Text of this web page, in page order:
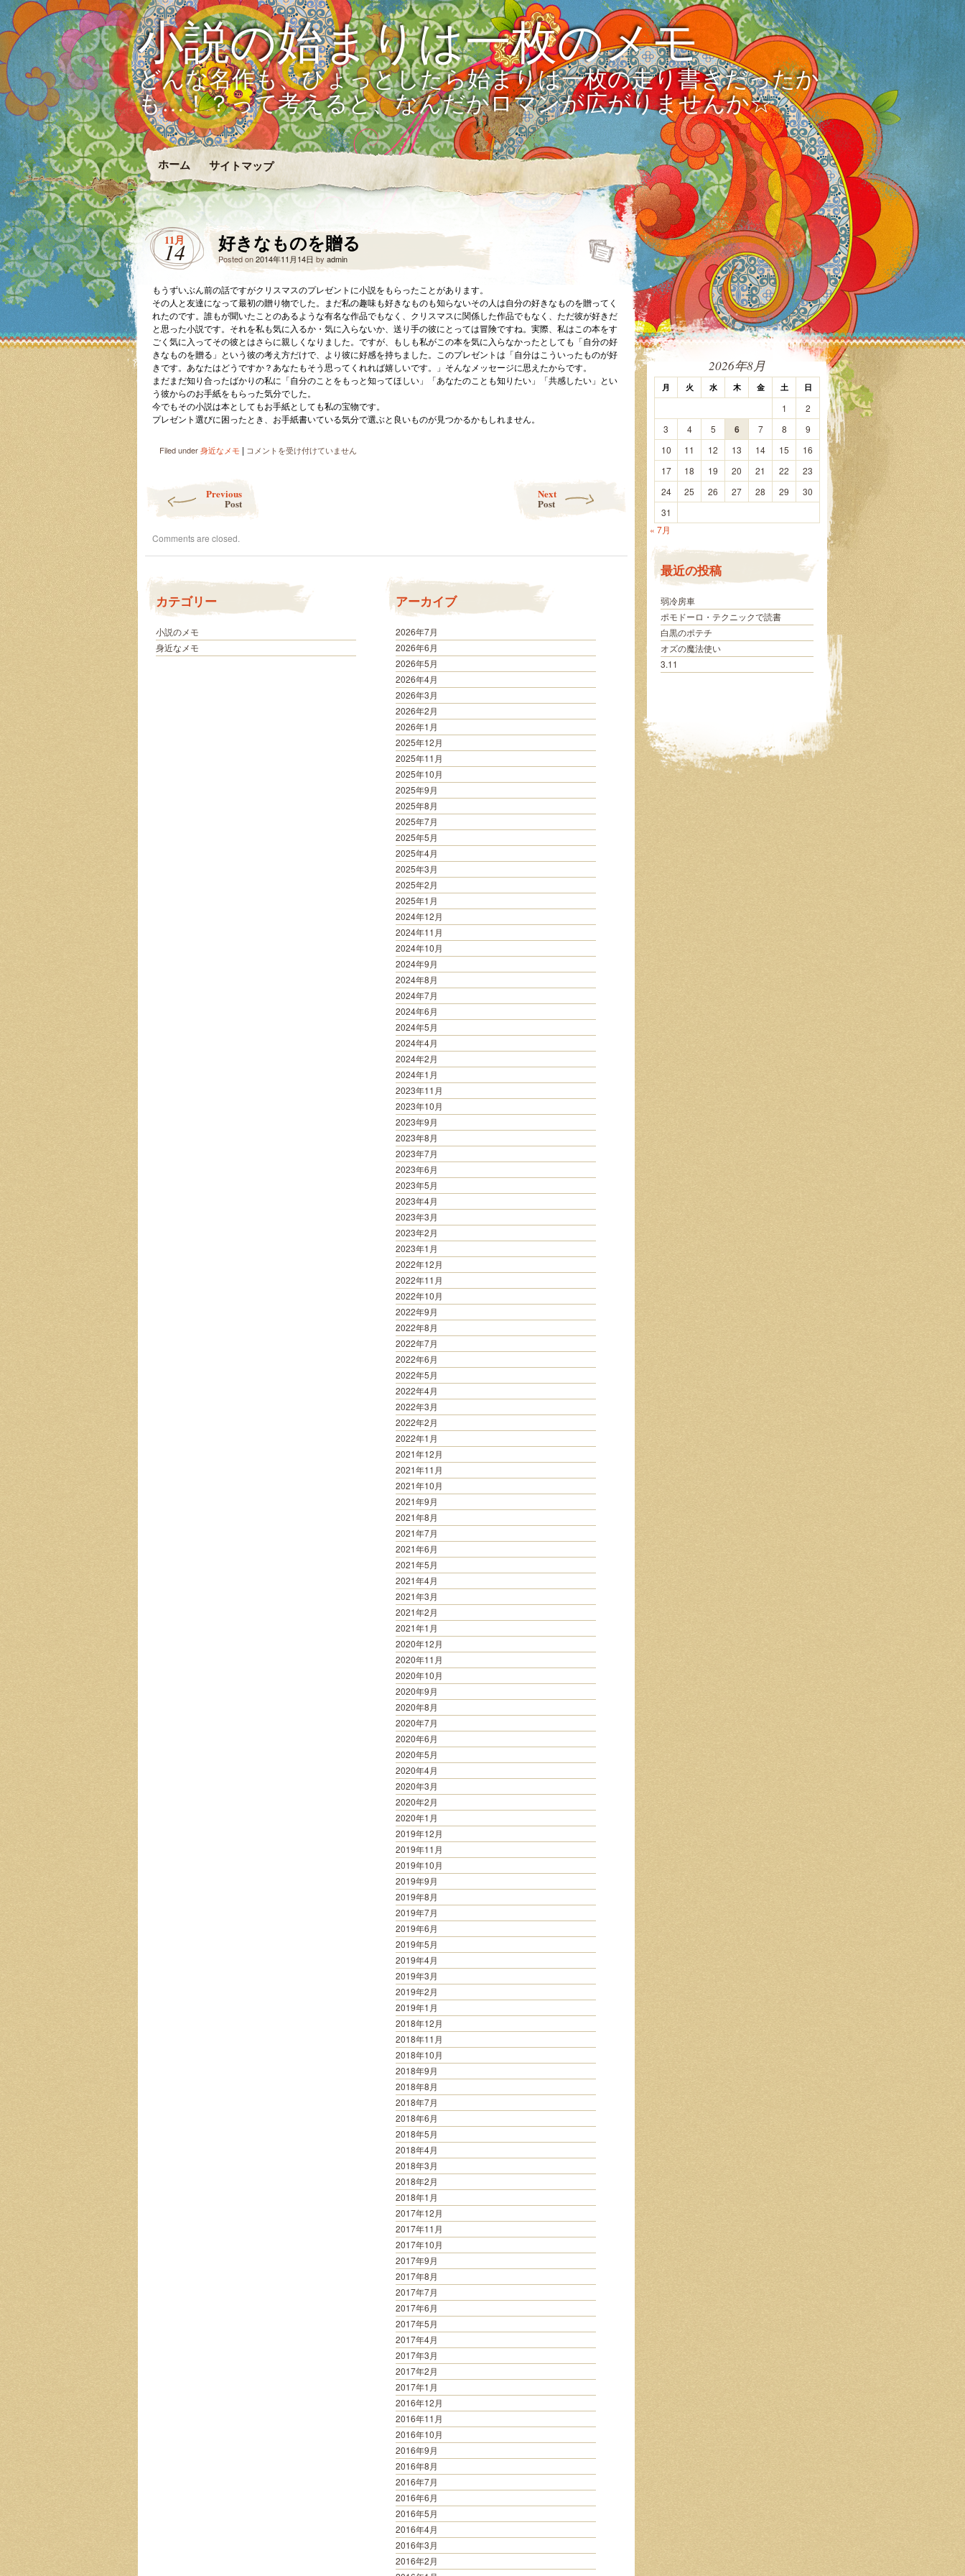
小説の始まりは一枚のメモ
どんな名作も、ひょっとしたら始まりは一枚の走り書きだったか
も…！？って考えると、なんだかロマンが広がりませんか☆
ホーム サイトマップ
11月
14 好きなものを贈る
Posted on2014年11月14日 by admin
もうずいぶん前の話ですがクリスマスのプレゼントに小説をもらったことがあります。
その人と友達になって最初の贈り物でした。まだ私の趣味も好きなものも知らないその人は自分の好きなものを贈ってく
れたのです。誰もが聞いたことのあるような有名な作品でもなく、クリスマスに関係した作品でもなく、ただ彼が好きだ
と思った小説です。それを私も気に入るか・気に入らないか、送り手の彼にとっては冒険ですね。実際、私はこの本をす
ごく気に入ってその彼とはさらに親しくなりました。ですが、もしも私がこの本を気に入らなかったとしても「自分の好
きなものを贈る」という彼の考え方だけで、より彼に好感を持ちました。このプレゼントは「自分はこういったものが好
きです。あなたはどうですか？あなたもそう思ってくれれば嬉しいです。」そんなメッセージに思えたからです。
まだまだ知り合ったばかりの私に「自分のことをもっと知ってほしい」「あなたのことも知りたい」「共感したい」とい
う彼からのお手紙をもらった気分でした。
今でもその小説は本としてもお手紙としても私の宝物です。
プレゼント選びに困ったとき、お手紙書いている気分で選ぶと良いものが見つかるかもしれません。
Filed under身近なメモ | 好
を
コメントを受け付けていません
Previous
Post
Next
Post
Comments are closed.
カテゴリー
小説のメモ
身近なメモ
アーカイブ
2026年7月
2026年6月
2026年5月
2026年4月
2026年3月
2026年2月
2026年1月
2025年12月
2025年11月
2025年10月
2025年9月
2025年8月
2025年7月
2025年5月
2025年4月
2025年3月
2025年2月
2025年1月
2024年12月
2024年11月
2024年10月
2024年9月
2024年8月
2024年7月
2024年6月
2024年5月
2024年4月
2024年2月
2024年1月
2023年11月
2023年10月
2023年9月
2023年8月
2023年7月
2023年6月
2023年5月
2023年4月
2023年3月
2023年2月
2023年1月
2022年12月
2022年11月
2022年10月
2022年9月
2022年8月
2022年7月
2022年6月
2022年5月
2022年4月
2022年3月
2022年2月
2022年1月
2021年12月
2021年11月
2021年10月
2021年9月
2021年8月
2021年7月
2021年6月
2021年5月
2021年4月
2021年3月
2021年2月
2021年1月
2020年12月
2020年11月
2020年10月
2020年9月
2020年8月
2020年7月
2020年6月
2020年5月
2020年4月
2020年3月
2020年2月
2020年1月
2019年12月
2019年11月
2019年10月
2019年9月
2019年8月
2019年7月
2019年6月
2019年5月
2019年4月
2019年3月
2019年2月
2019年1月
2018年12月
2018年11月
2018年10月
2018年9月
2018年8月
2018年7月
2018年6月
2018年5月
2018年4月
2018年3月
2018年2月
2018年1月
2017年12月
2017年11月
2017年10月
2017年9月
2017年8月
2017年7月
2017年6月
2017年5月
2017年4月
2017年3月
2017年2月
2017年1月
2016年12月
2016年11月
2016年10月
2016年9月
2016年8月
2016年7月
2016年6月
2016年5月
2016年4月
2016年3月
2016年2月
2026年8月
月 火 水 木 金 土 日
1
2
3
4 5 6 7 8
9
10
11 12 13 14 15
16
17
18 19 20 21 22
23
24
25 26 27 28 29
30
31
« 7月
最近の投稿
弱冷房車
ポモドーロ・テクニックで読書
白黒のポテチ
オズの魔法使い
3.11